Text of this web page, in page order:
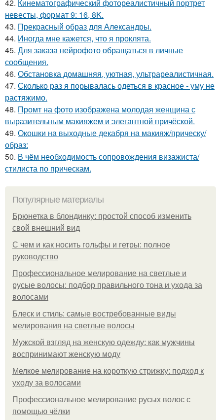
42. Кинематографический фотореалистичный портрет
невесты, формат 9: 16, 8K.
43. Прекрасный образ для Александры.
44. Иногда мне кажется, что я проклята.
45. Для заказа нейрофото обращаться в личные
сообщения.
46. Обстановка домашняя, уютная, ультрареалистичная.
47. Сколько раз я порывалась одеться в красное - уму не
растяжимо.
48. Промт на фото изображена молодая женщина с
выразительным макияжем и элегантной причёской.
49. Окошки на выходные декабря на макияж/прическу/
образ:
50. В чём необходимость сопровождения визажиста/
стилиста по прическам.
Популярные материалы
Брюнетка в блондинку: простой способ изменить
свой внешний вид
С чем и как носить гольфы и гетры: полное
руководство
Профессиональное мелирование на светлые и
русые волосы: подбор правильного тона и ухода за
волосами
Блеск и стиль: самые востребованные виды
мелирования на светлые волосы
Мужской взгляд на женскую одежду: как мужчины
воспринимают женскую моду
Мелкое мелирование на короткую стрижку: подход к
уходу за волосами
Профессиональное мелирование русых волос с
помощью чёлки